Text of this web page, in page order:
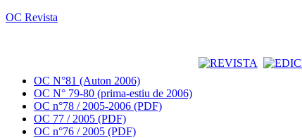
OC Revista
OC N°81 (Auton 2006)
OC N° 79-80 (prima-estiu de 2006)
OC n°78 / 2005-2006 (PDF)
OC 77 / 2005 (PDF)
OC n°76 / 2005 (PDF)